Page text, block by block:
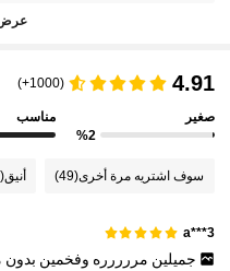
عرض
4.91
(1000+)
صغير
%2
مناسب
سوف اشتريه مرة أخرى(49) أنيق(100+)
a***3
جميلين مررررره وفخمين بدون